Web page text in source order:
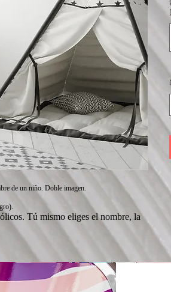
de un niño. Doble imagen.
Tú mismo eliges el nombre, la